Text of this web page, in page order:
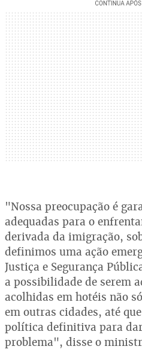
"Nossa preocupação é
adequadas para o
derivada da imigração,
definimos uma ação
Justiça e Segurança
a possibilidade de serem
acolhidas em hotéis não
em outras cidades, até
política definitiva para
problema", disse o